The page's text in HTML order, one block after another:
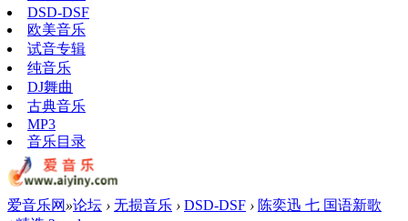
DSD-DSF
欧美音乐
试音专辑
纯音乐
DJ舞曲
古典音乐
MP3
音乐目录
爱音乐网 »论坛 › 无损音乐 › DSD-DSF › 陈奕迅 七 国语新歌